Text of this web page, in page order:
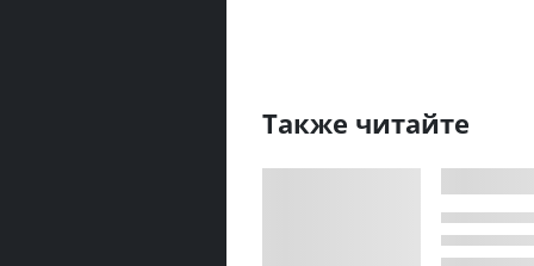
Также читайте